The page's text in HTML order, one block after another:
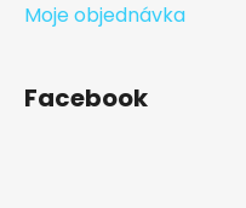
Moje objednávka
Facebook